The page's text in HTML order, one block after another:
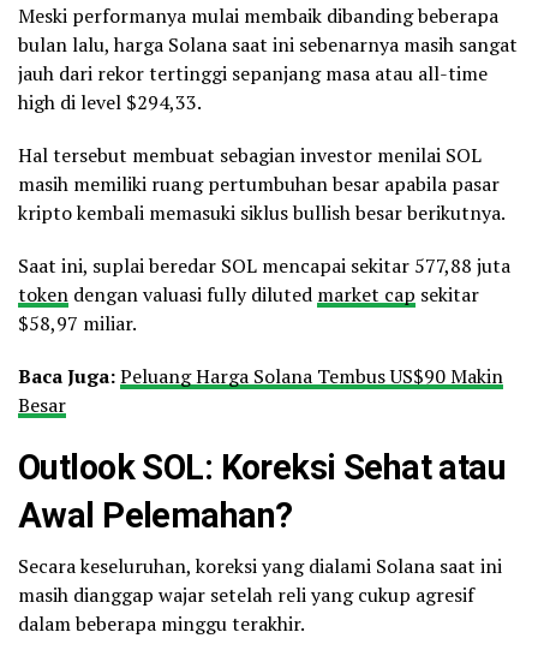
Meski performanya mulai membaik dibanding beberapa
bulan lalu, harga Solana saat ini sebenarnya masih sangat
jauh dari rekor tertinggi sepanjang masa atau all-time
high di level $294,33.
Hal tersebut membuat sebagian investor menilai SOL
masih memiliki ruang pertumbuhan besar apabila pasar
kripto kembali memasuki siklus bullish besar berikutnya.
Saat ini, suplai beredar SOL mencapai sekitar 577,88 juta
token dengan valuasi fully diluted market cap sekitar
$58,97 miliar.
Baca Juga:Peluang Harga Solana Tembus US$90 Makin
Besar
Outlook SOL: Koreksi Sehat atau
Awal Pelemahan?
Secara keseluruhan, koreksi yang dialami Solana saat ini
masih dianggap wajar setelah reli yang cukup agresif
dalam beberapa minggu terakhir.